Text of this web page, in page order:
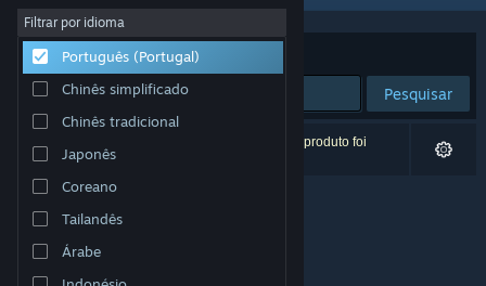
Sobre
Apoio
Alterar idioma
Instala a app móvel do Steam
Ver versão para computadores
Filtrar por idioma
Português (Portugal)
Chinês simplificado
Chinês tradicional
Japonês
Coreano
Tailandês
Árabe
Ordenar por Relevância
Pesquisar
0 resultados correspondentes à tua pesquisa. 1 produto foi
excluído com base nas tuas preferências.